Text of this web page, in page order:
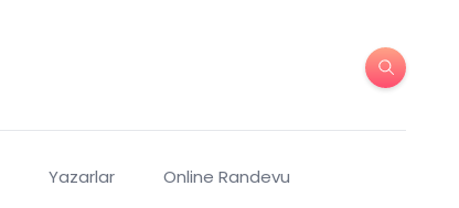
Yazarlar Online Randevu